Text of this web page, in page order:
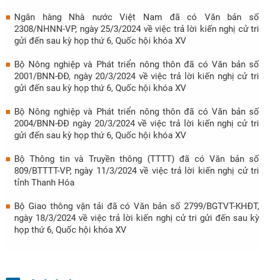
Ngân hàng Nhà nước Việt Nam đã có Văn bản số
2308/NHNN-VP, ngày 25/3/2024 về việc trả lời kiến nghị cử tri
gửi đến sau kỳ họp thứ 6, Quốc hội khóa XV
Bộ Nông nghiệp và Phát triển nông thôn đã có Văn bản số
2001/BNN-ĐĐ, ngày 20/3/2024 về việc trả lời kiến nghị cử tri
gửi đến sau kỳ họp thứ 6, Quốc hội khóa XV
Bộ Nông nghiệp và Phát triển nông thôn đã có Văn bản số
2004/BNN-ĐĐ ngày 20/3/2024 về việc trả lời kiến nghị cử tri
gửi đến sau kỳ họp thứ 6, Quốc hội khóa XV
Bộ Thông tin và Truyền thông (TTTT) đã có Văn bản số
809/BTTTT-VP, ngày 11/3/2024 về việc trả lời kiến nghị cử tri
tỉnh Thanh Hóa
Bộ Giao thông vận tải đã có Văn bản số 2799/BGTVT-KHĐT,
ngày 18/3/2024 về việc trả lời kiến nghị cử tri gửi đến sau kỳ
họp thứ 6, Quốc hội khóa XV